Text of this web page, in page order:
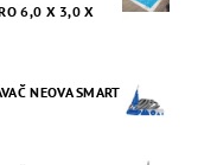
6,0 X 3,0 X
NEOVA SMART